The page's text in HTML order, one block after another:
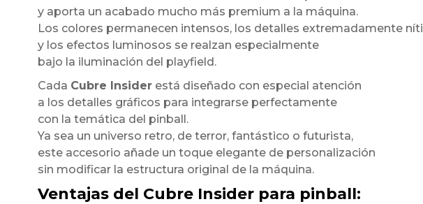
y aporta un acabado mucho más premium a la máquina.
Los colores permanecen intensos, los detalles extremadamente
y los efectos luminosos se realzan especialmente
bajo la iluminación del playfield.
Cada Cubre Insiderestá diseñado con especial atención
a los detalles gráficos para integrarse perfectamente
con la temática del pinball.
Ya sea un universo retro, de terror, fantástico o futurista,
este accesorio añade un toque elegante de personalización
sin modificar la estructura original de la máquina.
Ventajas del Cubre Insider para pinball: